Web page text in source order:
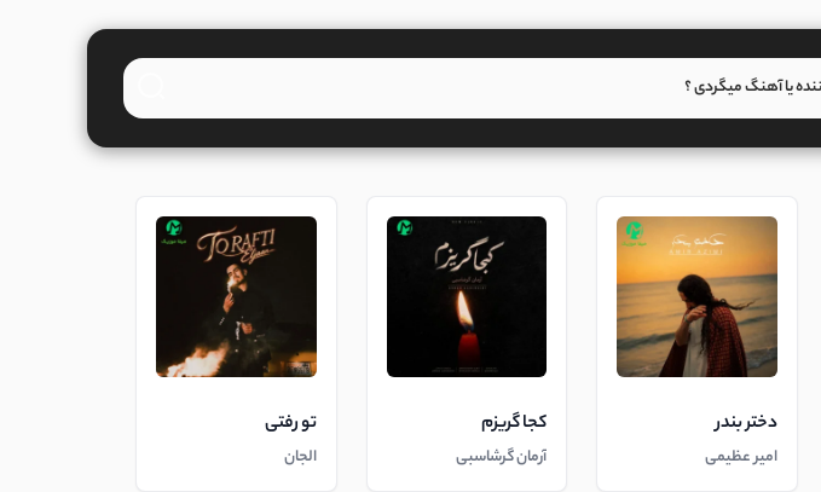
دختر بندر
امیر عظیمی
کجا گریزم
آرمان گرشاسبی
تو رفتی
الجان